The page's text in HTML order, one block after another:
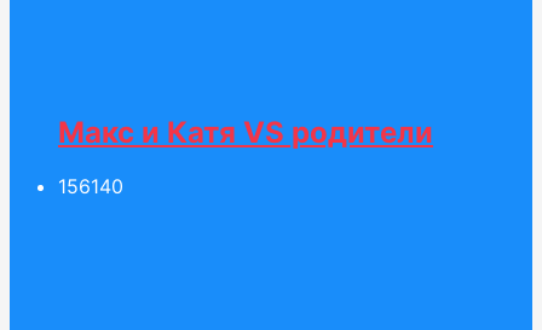
Макс и Катя VS родители
156140